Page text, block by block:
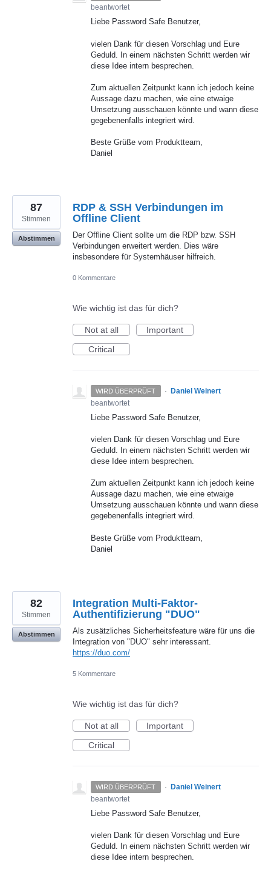
beantwortet
Liebe Password Safe Benutzer,
vielen Dank für diesen Vorschlag und Eure
Geduld. In einem nächsten Schritt werden wir
diese Idee intern besprechen.
Zum aktuellen Zeitpunkt kann ich jedoch keine
Aussage dazu machen, wie eine etwaige
Umsetzung ausschauen könnte und wann diese
gegebenenfalls integriert wird.
Beste Grüße vom Produktteam,
Daniel
RDP & SSH Verbindungen im
Offline Client
Der Offline Client sollte um die RDP bzw. SSH
Verbindungen erweitert werden. Dies wäre
insbesondere für Systemhäuser hilfreich.
87
Stimmen
Abstimmen
0 Kommentare
Wie wichtig ist das für dich?
Not at all
Important
Critical
WIRD ÜBERPRÜFT ·
Daniel Weinert
beantwortet
Liebe Password Safe Benutzer,
vielen Dank für diesen Vorschlag und Eure
Geduld. In einem nächsten Schritt werden wir
diese Idee intern besprechen.
Zum aktuellen Zeitpunkt kann ich jedoch keine
Aussage dazu machen, wie eine etwaige
Umsetzung ausschauen könnte und wann diese
gegebenenfalls integriert wird.
Beste Grüße vom Produktteam,
Daniel
Integration Multi-Faktor-
Authentifizierung "DUO"
Als zusätzliches Sicherheitsfeature wäre für uns die
Integration von "DUO" sehr interessant.
https://duo.com/
82
Stimmen
Abstimmen
5 Kommentare
Wie wichtig ist das für dich?
Not at all
Important
Critical
WIRD ÜBERPRÜFT · Daniel Weinert
beantwortet
Liebe Password Safe Benutzer,
vielen Dank für diesen Vorschlag und Eure
Geduld. In einem nächsten Schritt werden wir
diese Idee intern besprechen.